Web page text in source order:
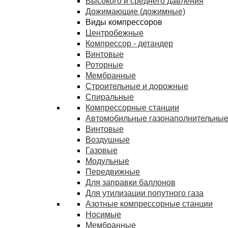
Дожимающие (дожимные)
Виды компрессоров
Центробежные
Компрессор - детандер
Винтовые
Роторные
Мембранные
Строительные и дорожные
Спиральные
Компрессорные станции
Автомобильные
Винтовые
Воздушные
Газовые
Модульные
Передвижные
Для заправки баллонов
Для утилизации попутного газа
Азотные компрессорные станции
Носимые
Мембранные